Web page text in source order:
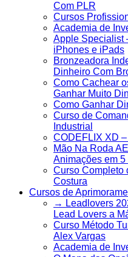
Com PLR
Cursos
Academia de
Apple Specialist
iPhones e iPads
Bronzeadora
Dinheiro Com
Como Cachear
Ganhar Muito
Como Ganhar
Curso de
Industrial
CODEFLIX XD
Mão Na Roda
Animações em
Curso Completo
Costura
Cursos de
→ Leadlovers
Lead Lovers a
Curso Método
Alex Vargas
Academia de